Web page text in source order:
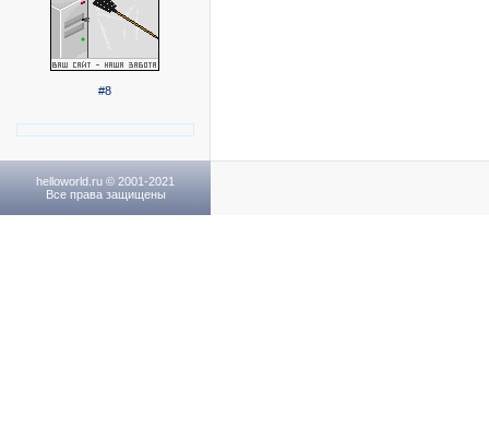
#8
helloworld.ru © 2001-2021
Все права защищены